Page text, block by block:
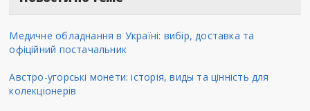
Медичне обладнання в Україні: вибір, доставка та
офіційний постачальник
Австро-угорські монети: історія, виды та цінність для
колекціонерів